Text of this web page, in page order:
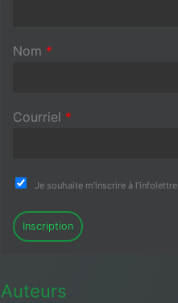
Nom *
Courriel *
Je souhaite m'inscrire à l'infolettre
Inscription
Auteurs